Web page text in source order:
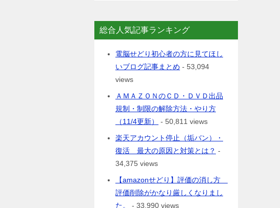
総合人気記事ランキング
電脳せどり初心者の方に見てほし
いブログ記事まとめ - 53,094
views
ＡＭＡＺＯＮのＣＤ・ＤＶＤ出品
規制・制限の解除方法・やり方
（11/4更新）
- 50,811 views
楽天アカウント停止（垢バン）・
復活 最大の原因と対策とは？ -
34,375 views
【amazonせどり】評価の消し方
評価削除がかなり厳しくなりまし
た。
- 33,990 views